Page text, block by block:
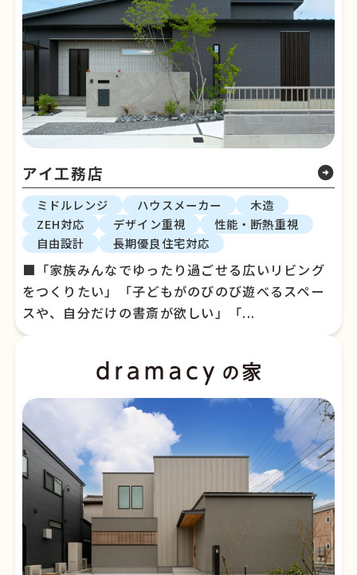
アイ工務店 arrow_circle_right
ミドルレンジ ハウスメーカー
木造
ZEH対応
デザイン重視
性能・断熱重視
自由設計
長期優良住宅対応
■「家族みんなでゆったり過ごせる広いリビング
をつくりたい」「子どもがのびのび遊べるスペー
スや、自分だけの書斎が欲しい」「...